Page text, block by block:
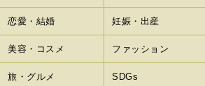
恋愛・結婚 妊娠・出産
美容・コスメ ファッション
旅・グルメ SDGs